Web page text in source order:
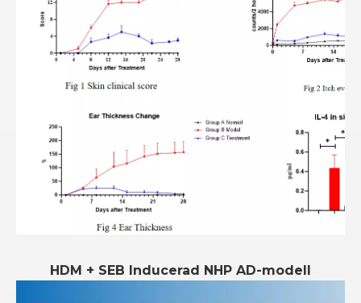
HDM + SEB Inducerad NHP AD-modell